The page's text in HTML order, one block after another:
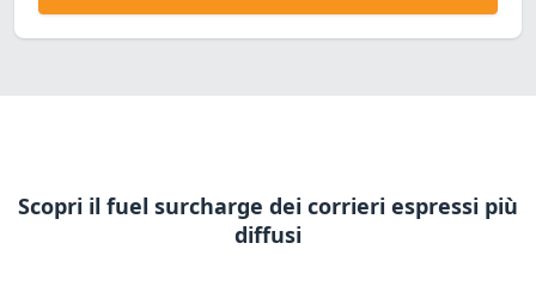
Scopri il fuel surcharge dei corrieri espressi più
diffusi